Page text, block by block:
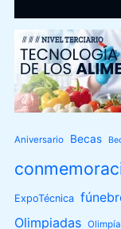
Aniversario Becas
ExpoTécnica
Olimpiadas